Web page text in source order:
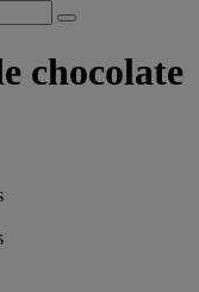
chocolate